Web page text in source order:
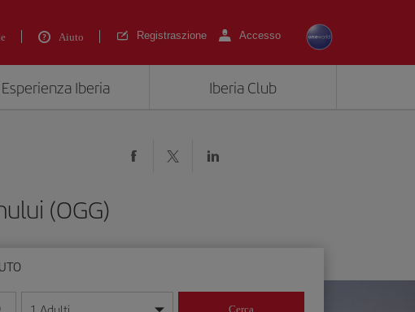
Aiuto Registraszione Accesso
Esperienza Iberia Iberia Club
(OGG)
Cerca